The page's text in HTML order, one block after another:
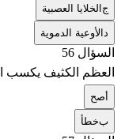
جالخلايا العصبية
الأوعية الدموية
السؤال 56
العظم الكثيف يكسب
صح
بخطأ